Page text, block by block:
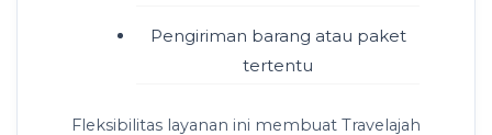
Pengiriman barang atau paket
tertentu
Fleksibilitas layanan ini membuat Travelajah